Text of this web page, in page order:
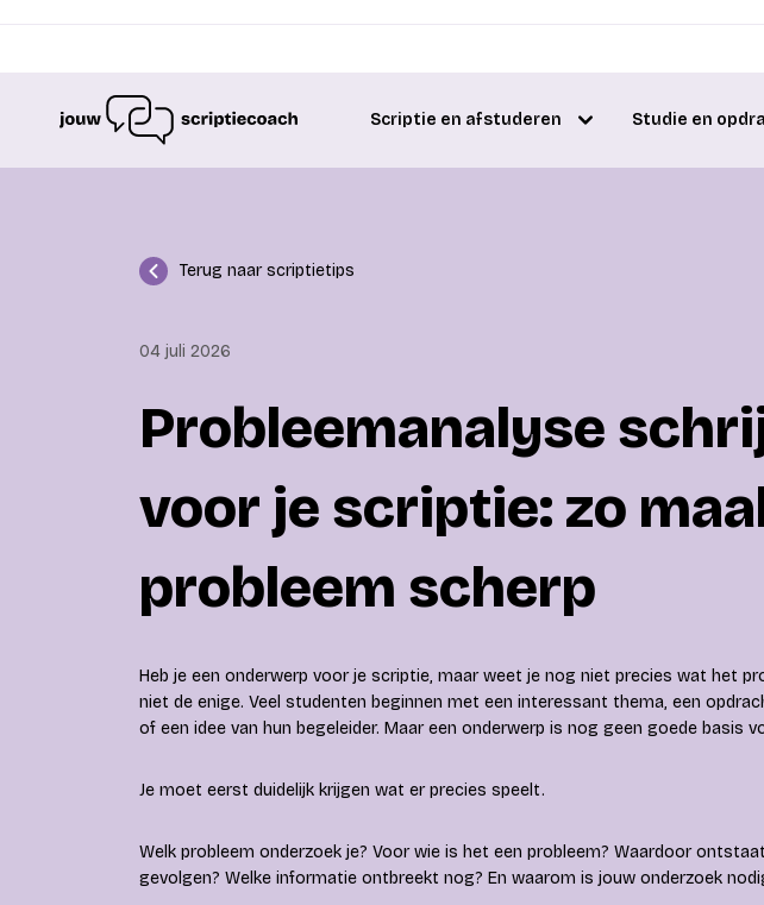
Scriptie en afstuderen Studie en
Terug naar scriptietips
04 juli 2026
Probleemanalyse
voor je scriptie: zo
probleem scherp
Heb je een onderwerp voor je scriptie, maar weet je nog niet precies wat het
niet de enige. Veel studenten beginnen met een interessant thema, een
of een idee van hun begeleider. Maar een onderwerp is nog geen goede basis
Je moet eerst duidelijk krijgen wat er precies speelt.
Welk probleem onderzoek je? Voor wie is het een probleem? Waardoor
gevolgen? Welke informatie ontbreekt nog? En waarom is jouw onderzoek